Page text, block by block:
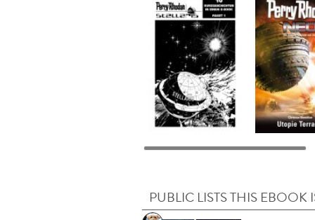
PUBLIC LISTS THIS EBOOK